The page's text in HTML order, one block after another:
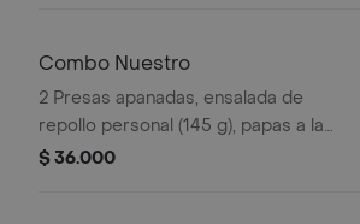
Combo Nuestro
2 Presas apanadas, ensalada de
repollo personal (145 g), papas a la
francesa mediana (60 g) y gaseosa
$ 36.000